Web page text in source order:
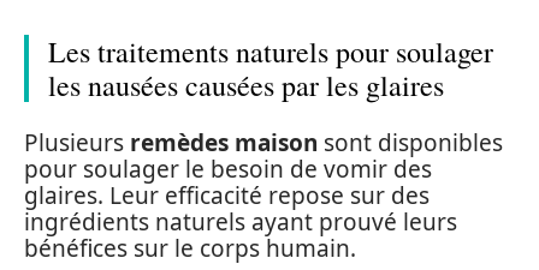
Les traitements naturels pour soulager
les nausées causées par les glaires
Plusieurs remèdes maison sont disponibles
pour soulager le besoin de vomir des
glaires. Leur efficacité repose sur des
ingrédients naturels ayant prouvé leurs
bénéfices sur le corps humain.